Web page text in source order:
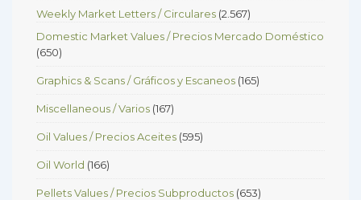
Weekly Market Letters / Circulares (2.567)
Domestic Market Values / Precios Mercado Doméstico
(650)
Graphics & Scans / Gráficos y Escaneos (165)
Miscellaneous / Varios (167)
Oil Values / Precios Aceites (595)
Oil World (166)
Pellets Values / Precios Subproductos (653)